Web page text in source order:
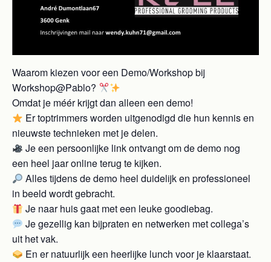
Waarom kiezen voor een Demo/Workshop bij
Workshop@Pablo?
Omdat je méér krijgt dan alleen een demo!
Er toptrimmers worden uitgenodigd die hun kennis en
nieuwste technieken met je delen.
Je een persoonlijke link ontvangt om de demo nog
een heel jaar online terug te kijken.
Alles tijdens de demo heel duidelijk en professioneel
in beeld wordt gebracht.
Je naar huis gaat met een leuke goodiebag.
Je gezellig kan bijpraten en netwerken met collega’s
uit het vak.
En er natuurlijk een heerlijke lunch voor je klaarstaat.